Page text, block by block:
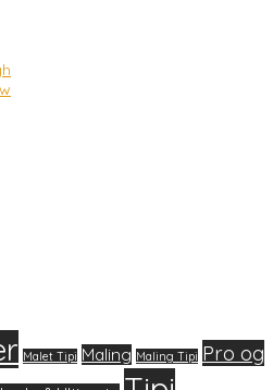
Malet Tipi Maling Maling Tipi Pro og